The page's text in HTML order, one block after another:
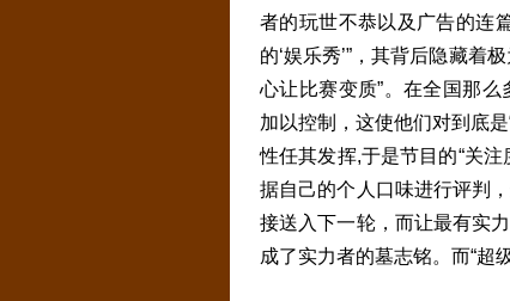
者的玩世不恭以及广告的连
的‘娱乐秀’”，其背后隐藏着
心让比赛变质”。在全国那
加以控制，这使他们对到底
性任其发挥,于是节目的“关
据自己的个人口味进行评判
接送入下一轮，而让最有实
成了实力者的墓志铭。而“超